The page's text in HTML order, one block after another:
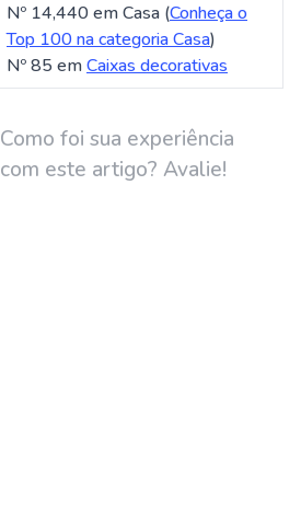
Nº 14,440 em Casa (Conheça o
Top 100 na categoria Casa)
Nº 85 emCaixas decorativas
Como foi sua experiência
com este artigo? Avalie!